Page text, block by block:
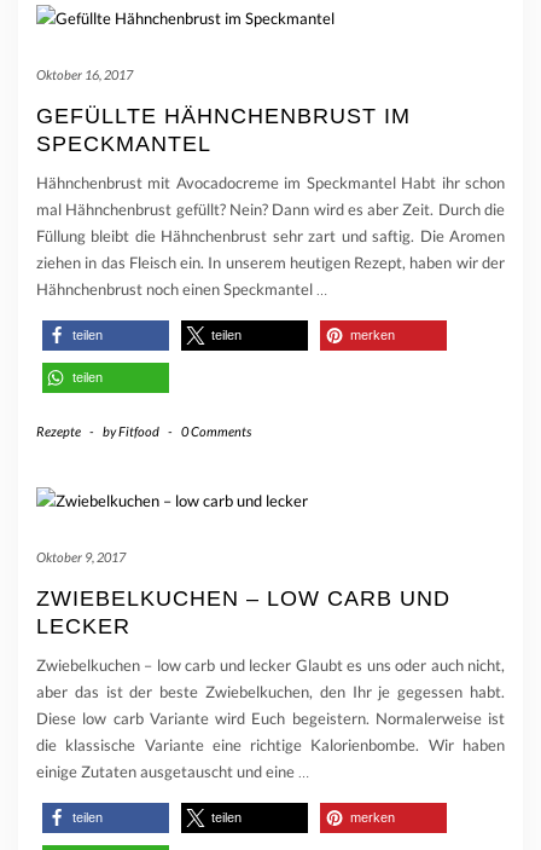
Oktober 16, 2017
GEFÜLLTE HÄHNCHENBRUST IM
SPECKMANTEL
Hähnchenbrust mit Avocadocreme im Speckmantel Habt ihr schon
mal Hähnchenbrust gefüllt? Nein? Dann wird es aber Zeit. Durch die
Füllung bleibt die Hähnchenbrust sehr zart und saftig. Die Aromen
ziehen in das Fleisch ein. In unserem heutigen Rezept, haben wir der
Hähnchenbrust noch einen Speckmantel
teilen teilen merken
teilen
Rezepte - byFitfood - 0 Comments
Oktober 9, 2017
ZWIEBELKUCHEN – LOW CARB UND
LECKER
Zwiebelkuchen – low carb und lecker Glaubt es uns oder auch nicht,
aber das ist der beste Zwiebelkuchen, den Ihr je gegessen habt.
Diese low carb Variante wird Euch begeistern. Normalerweise ist
die klassische Variante eine richtige Kalorienbombe. Wir haben
einige Zutaten ausgetauscht und eine
teilen teilen merken